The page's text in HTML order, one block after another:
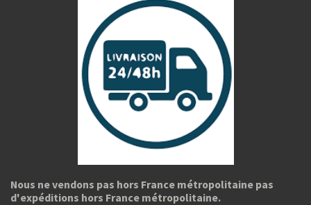
Nous ne vendons pas hors France métropolitaine pas
d'expéditions hors France métropolitaine.